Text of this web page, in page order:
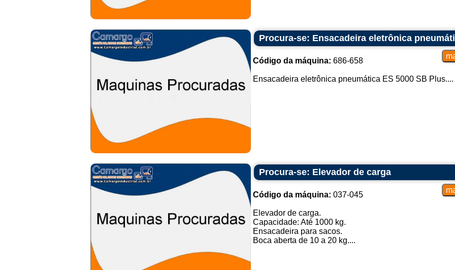
Procura-se: Ensacadeira eletrônica
Código da máquina: 686-658
Ensacadeira eletrônica pneumática ES 5000 SB Plus....
Procura-se: Elevador de carga
Código da máquina: 037-045
Elevador de carga.
Capacidade: Até 1000 kg.
Ensacadeira para sacos.
Boca aberta de 10 a 20 kg....